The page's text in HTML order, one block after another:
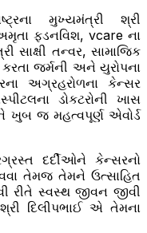
મુખ્યમંત્રી શ્રી
ફડનવિશ, vcare ના
સાક્ષી તન્વર, સામાજિક
કરતા જર્મની અને યુરોપના
અગ્રહરોળના કેન્સર
ડોકટરોની ખાસ
ખુબ જ મહત્વપૂર્ણ એવોર્ડ
દર્દીઓને કેન્સરનો
તેમજ તેમને ઉત્સાહિત
રીતે સ્વસ્થ જીવન જીવી
દિલીપભાઈ એ તેમના